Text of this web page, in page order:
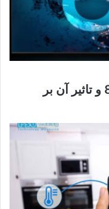
آینده تلویزیون های هوشمند 8K و تاثیر آن بر